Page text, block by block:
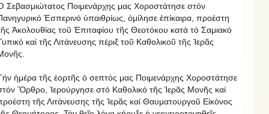
Σεβασμιώτατος Ποιμενάρχης μας Χοροστάτησε στόν
Ἑσπερινό ὑπαιθρίως, ὁμίλησε ἐπίκαιρα, προέστη
Ἁκολουθίας τοῦ Ἐπιταφίου τῆς Θεοτόκου κατά τό Σαμιακό
καί τῆς Λιτάνευσης πέριξ τοῦ Καθολικοῦ τῆς Ἱερᾶς
ἡμέρα τῆς ἑορτῆς ὁ σεπτός μας Ποιμενάρχης Χοροστάτησε
Ὂρθρο, Ἱερούργησε στό Καθολικό τῆς Ἱερᾶς Μονῆς καί
τῆς Λιτάνευσης τῆς Ἱερᾶς καί Θαυματουργοῦ Εἰκόνος